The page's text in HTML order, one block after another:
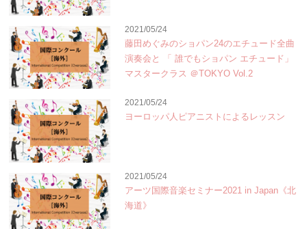
2021/05/24
藤田めぐみのショパン24のエチュード全曲
演奏会と 「 誰でもショパン エチュード」
マスタークラス ＠TOKYO Vol.2
2021/05/24
ヨーロッパ人ピアニストによるレッスン
2021/05/24
アーツ国際音楽セミナー2021 in Japan《北
海道》